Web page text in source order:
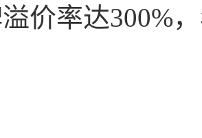
价率达300%